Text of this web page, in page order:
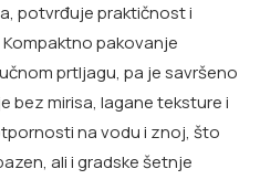
potvrđuje praktičnost i
pakovanje
prtljagu, pa je savršeno
bez mirisa, lagane teksture i
na vodu i znoj, što
ali i gradske šetnje